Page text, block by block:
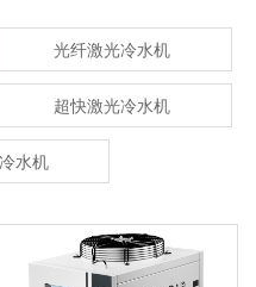
光纤激光冷水机
超快激光冷水机
水机